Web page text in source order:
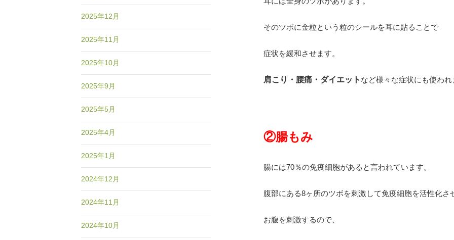
そのツボに金粒という粒のシールを耳に貼ることで
症状を緩和させます。
肩こり・腰痛・ダイエット など様々な症状にも使われ
②腸もみ
腸には70％の免疫細胞があると言われています。
腹部にある8ヶ所のツボを刺激して免疫細胞を活性化さ
お腹を刺激するので、
2025年12月
2025年11月
2025年10月
2025年9月
2025年5月
2025年4月
2025年1月
2024年12月
2024年11月
2024年10月